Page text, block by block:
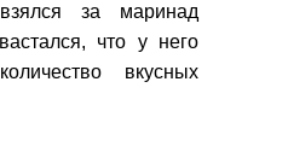
за маринад
что у него
вкусных